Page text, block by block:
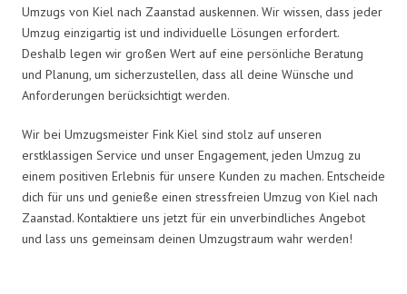
Umzugs von Kiel nach Zaanstad auskennen. Wir wissen, dass jeder
Umzug einzigartig ist und individuelle Lösungen erfordert.
Deshalb legen wir großen Wert auf eine persönliche Beratung
und Planung, um sicherzustellen, dass all deine Wünsche und
Anforderungen berücksichtigt werden.
Wir bei Umzugsmeister Fink Kiel sind stolz auf unseren
erstklassigen Service und unser Engagement, jeden Umzug zu
einem positiven Erlebnis für unsere Kunden zu machen. Entscheide
dich für uns und genieße einen stressfreien Umzug von Kiel nach
Zaanstad. Kontaktiere uns jetzt für ein unverbindliches Angebot
und lass uns gemeinsam deinen Umzugstraum wahr werden!